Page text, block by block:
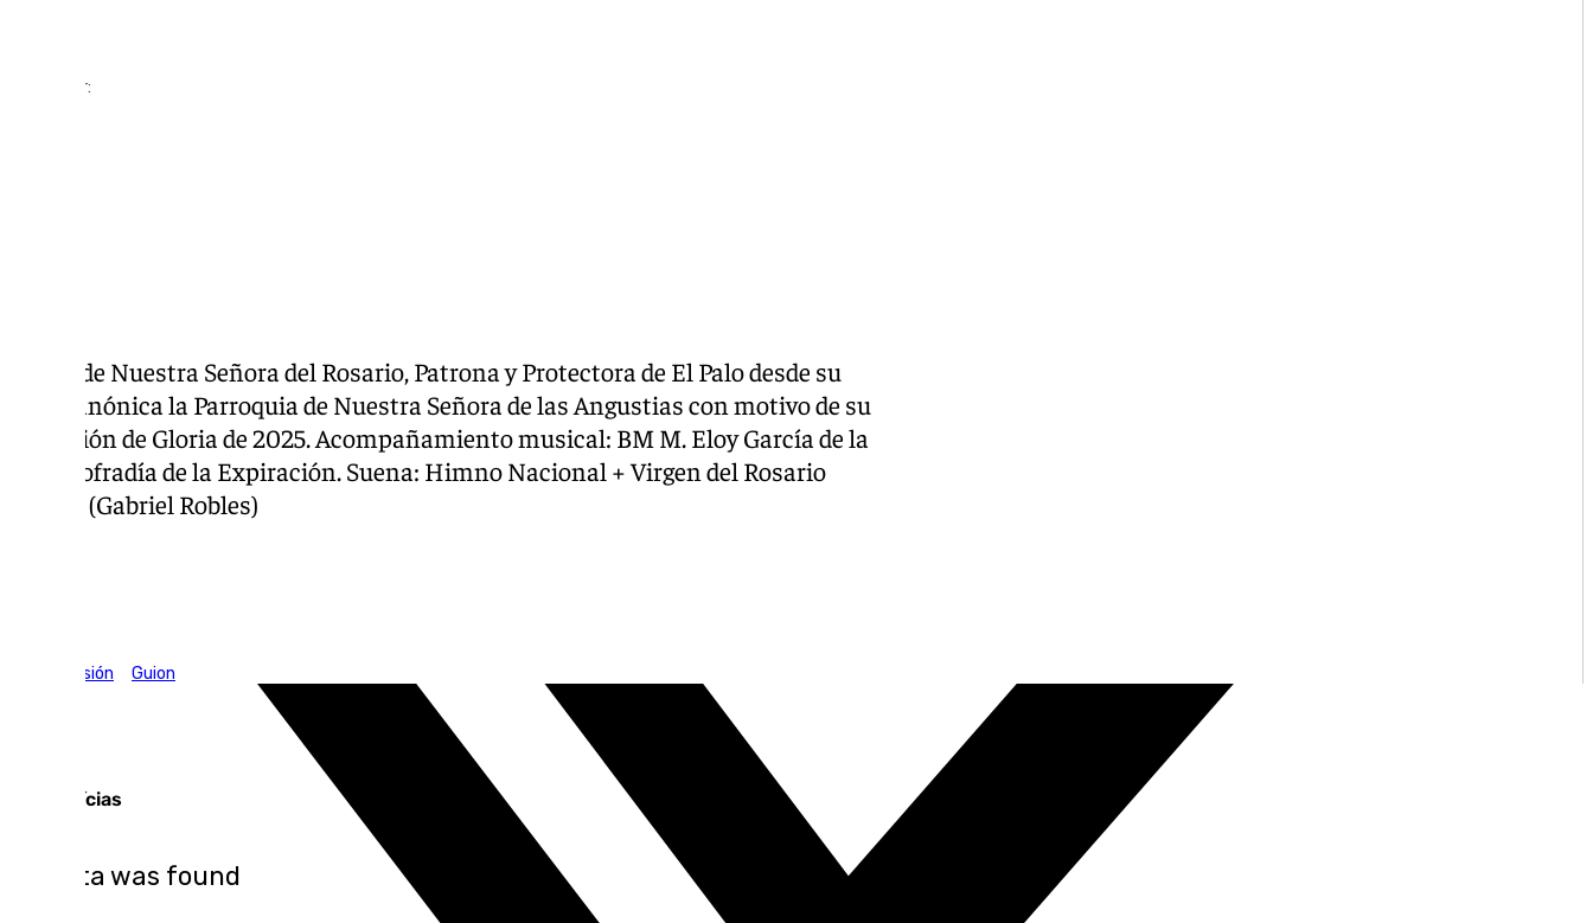
Compartir:
Salida de Nuestra Señora del Rosario, Patrona y Protectora de El Palo desde su
sede canónica la Parroquia de Nuestra Señora de las Angustias con motivo de su
Procesión de Gloria de 2025. Acompañamiento musical: BM M. Eloy García de la
Archicofradía de la Expiración. Suena: Himno Nacional + Virgen del Rosario
paleña (Gabriel Robles)
101 Televisión
Guion
Top notícias
No data was found